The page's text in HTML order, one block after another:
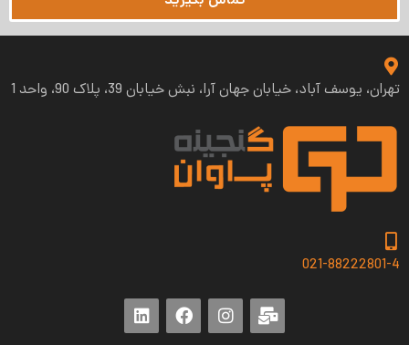
تهران، یوسف آباد، خیابان جهان آرا، نبش خیابان 39، پلاک 90، واحد 1
021-88222801-4